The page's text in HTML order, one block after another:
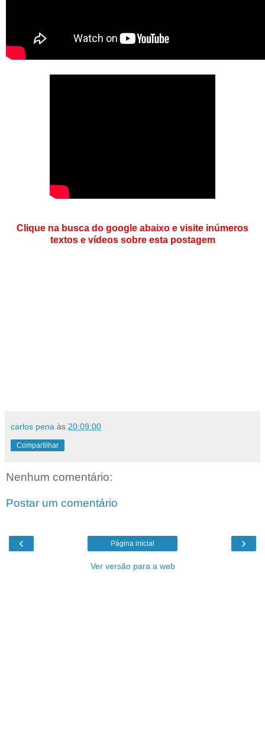
Clique na busca do google abaixo e visite inúmeros
textos e vídeos sobre esta postagem
carlos pena às 20:09:00
Compartilhar
Nenhum comentário:
Postar um comentário
‹ ›
Página inicial
Ver versão para a web